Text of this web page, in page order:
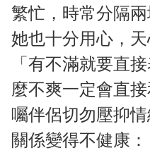
繁忙，時常分隔
她也十分用心，
「有不滿就要直
麼不爽一定會直
囑伴侶切勿壓抑
關係變得不健康